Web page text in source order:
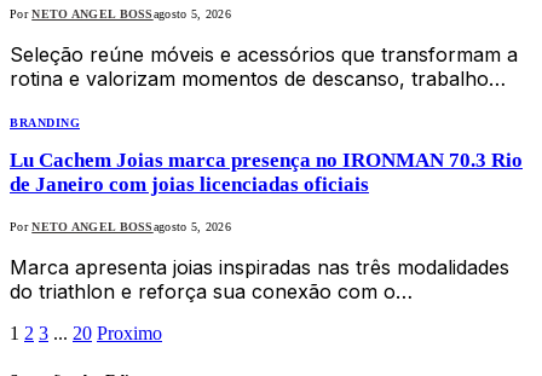
Por NETO ANGEL BOSSagosto 5, 2026
Seleção reúne móveis e acessórios que transformam a
rotina e valorizam momentos de descanso, trabalho…
BRANDING
Lu Cachem Joias marca presença no IRONMAN 70.3 Rio
de Janeiro com joias licenciadas oficiais
Por NETO ANGEL BOSSagosto 5, 2026
Marca apresenta joias inspiradas nas três modalidades
do triathlon e reforça sua conexão com o…
1 2 3 ... 20 Proximo